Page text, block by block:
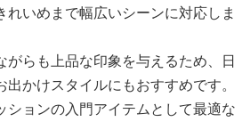
れいめまで幅広いシーンに対応しま
がらも上品な印象を与えるため、日
かけスタイルにもおすすめです。
ションの入門アイテムとして最適な